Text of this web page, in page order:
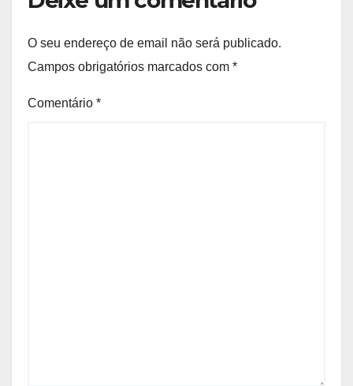
O seu endereço de email não será publicado.
Campos obrigatórios marcados com *
Comentário *